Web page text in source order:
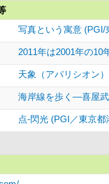
写真という寓意 (PGI/
2011年は2001年の10
天象（アパリシオン
海岸線を歩く―喜屋
点-閃光 (PGI／東京都